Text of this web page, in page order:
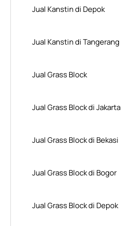
Jual Kanstin di Depok
Jual Kanstin di Tangerang
Jual Grass Block
Jual Grass Block di Jakarta
Jual Grass Block di Bekasi
Jual Grass Block di Bogor
Jual Grass Block di Depok